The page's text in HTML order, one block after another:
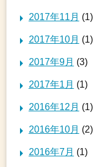
2017年11月 (1)
2017年10月 (1)
2017年9月 (3)
2017年1月 (1)
2016年12月 (1)
2016年10月 (2)
2016年7月 (1)